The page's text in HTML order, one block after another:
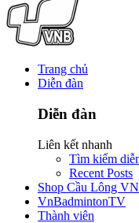
Trang chủ
Diễn đàn
Diễn đàn
Liên kết nhanh
Tìm kiếm
Recent Posts
Shop Cầu Lông
VnBadmintonTV
Thành viên